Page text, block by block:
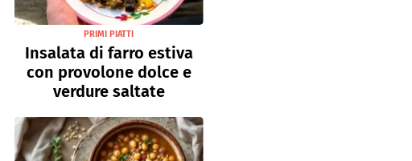
PRIMI PIATTI
Insalata di farro estiva
con provolone dolce e
verdure saltate